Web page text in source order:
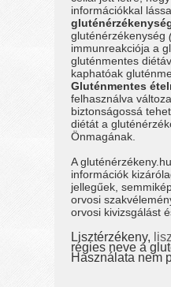
információkkal
gluténérzékenység
immunreakciója a
gluténmentes
kaphatóak
Gluténmentes
felhasználva
biztonságossá
diétát a
Önmagának.
A
információk
jellegűek,
orvosi
orvosi kivizsgálást
Lisztérzékeny,
régies neve a
Használata nem